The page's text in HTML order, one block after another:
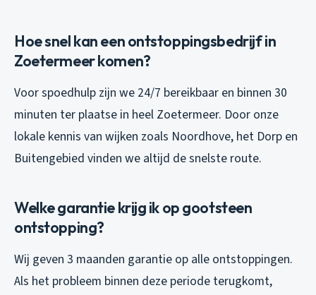
Hoe snel kan een ontstoppingsbedrijf in
Zoetermeer komen?
Voor spoedhulp zijn we 24/7 bereikbaar en binnen 30
minuten ter plaatse in heel Zoetermeer. Door onze
lokale kennis van wijken zoals Noordhove, het Dorp en
Buitengebied vinden we altijd de snelste route.
Welke garantie krijg ik op gootsteen
ontstopping?
Wij geven 3 maanden garantie op alle ontstoppingen.
Als het probleem binnen deze periode terugkomt,